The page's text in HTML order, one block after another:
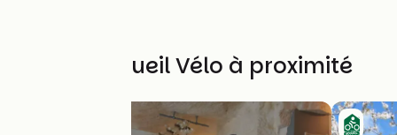
Autres Accueil Vélo à proximité